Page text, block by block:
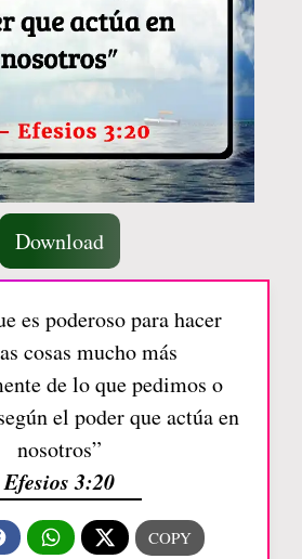
Download
es poderoso para hacer
cosas mucho más
de lo que pedimos o
el poder que actúa en
nosotros”
Efesios 3:20